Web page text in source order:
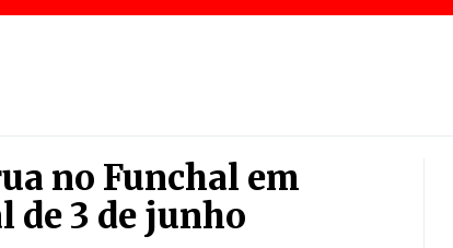
no Funchal em
de 3 de junho